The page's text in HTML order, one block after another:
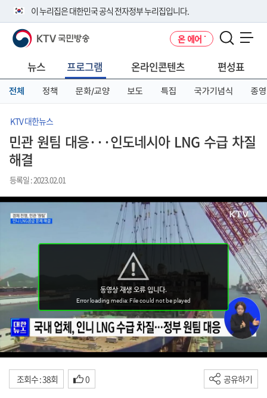
이 누리집은 대한민국 공식 전자정부 누리집입니다.
공식 누리집 주소 확인하기
니다.
이밖에 or.kr 또는 .kr등 다른 도메인 주소를 사용하고 있다면 아래 URL에
서 도메인 주소를 확인해 보세요
KTV 국민방송 온 에어
뉴스 프로그램 온라인콘텐츠 편성표
전체 정책 문화/교양 보도 특집 국가기념식 종영
KTV 대한뉴스
민관 원팀 대응···인도네시아 LNG 수급 차질
해결
등록일 : 2023.02.01
조회수 : 38회 0 공유하기